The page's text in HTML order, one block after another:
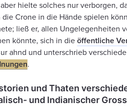
hielte solches nur verborgen,
Crone in die Hände spielen
ließ er, allen Ungelegenheiten
könnte, sich in dieöffentliche
ahnd und unterschrieb
.
und Thaten
und Indianischer